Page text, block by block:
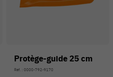
Protège-guide 25 cm
Réf. : 0000-792-9170